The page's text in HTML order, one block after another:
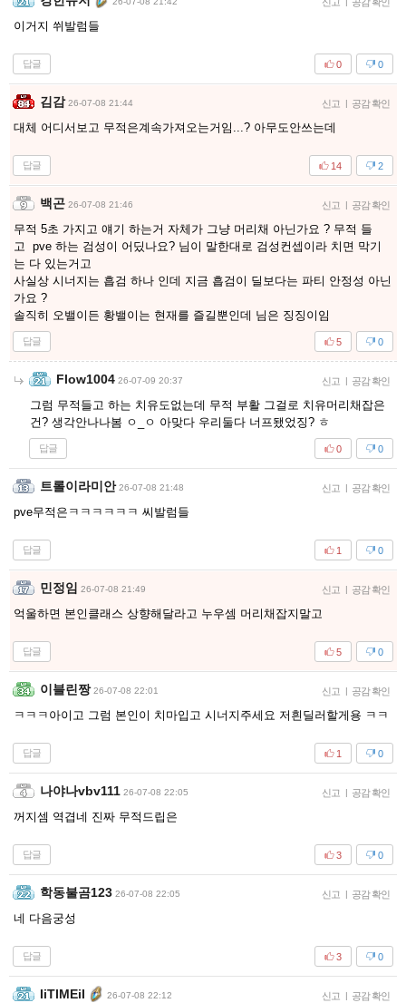
이거지 쒸발럼들
답글 0
0
김감 26-07-08 21:44 신고 | 공감 확인
대체 어디서보고 무적은계속가져오는거임...? 아무도안쓰는데
답글 2
14
백곤 26-07-08 21:46 신고 | 공감 확인
무적 5초 가지고 얘기 하는거 자체가 그냥 머리채 아닌가요 ? 무적 들
고 pve 하는 검성이 어딨나요? 님이 말한대로 검성컨셉이라 치면 막기
는 다 있는거고
사실상 시너지는 흡검 하나 인데 지금 흡검이 딜보다는 파티 안정성 아닌
가요 ?
솔직히 오밸이든 황밸이는 현재를 즐길뿐인데 님은 징징이임
답글 0
5
Flow1004 26-07-09 20:37 신고 | 공감 확인
그럼 무적들고 하는 치유도없는데 무적 부활 그걸로 치유머리채잡은
건? 생각안나나봄 ㅇ_ㅇ 아맞다 우리둘다 너프됐었징? ㅎ
답글 0
0
트롤이라미안 26-07-08 21:48 신고 | 공감 확인
pve무적은ㅋㅋㅋㅋㅋㅋ 씨발럼들
답글 0
1
민정임 26-07-08 21:49 신고 | 공감 확인
억울하면 본인클래스 상향해달라고 누우셈 머리채잡지말고
답글 0
5
이블린짱 26-07-08 22:01 신고 | 공감 확인
ㅋㅋㅋ아이고 그럼 본인이 치마입고 시너지주세요 저흰딜러할게용 ㅋㅋ
답글 0
1
나야나vbv111 26-07-08 22:05 신고 | 공감 확인
꺼지셈 역겹네 진짜 무적드립은
답글 0
3
학동불곰123 26-07-08 22:05 신고 | 공감 확인
네 다음궁성
답글 0
3
IiTIMEiI 26-07-08 22:12 신고 | 공감 확인